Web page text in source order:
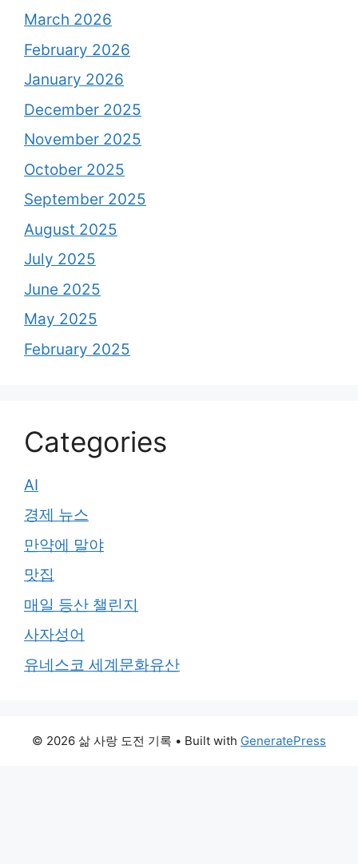
March 2026
February 2026
January 2026
December 2025
November 2025
October 2025
September 2025
August 2025
July 2025
June 2025
May 2025
February 2025
Categories
AI
경제 뉴스
만약에 말야
맛집
매일 등산 챌린지
사자성어
유네스코 세계문화유산
© 2026 삶 사랑 도전 기록 • Built with GeneratePress